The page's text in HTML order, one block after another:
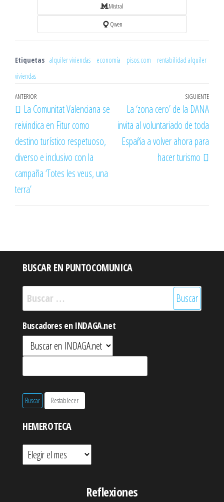
Mistral
Qwen
Etiquetas alquiler viviendas economía pisos.com
rentabilidad alquiler
viviendas
Navegación
de
entradas
Entrada
anterior
ANTERIOR
La Comunitat Valenciana se
reivindica en Fitur como
destino turístico respetuoso,
diverso e inclusivo con la
campaña ‘Totes les veus, una
terra’
SIGUIENTE
La ‘zona cero’ de la DANA
invita al voluntariado de toda
España a volver ahora para
hacer turismo
BUSCAR EN PUNTOCOMUNICA
Buscar:
Buscadores en INDAGA.net
HEMEROTECA
Hemeroteca
Reflexiones